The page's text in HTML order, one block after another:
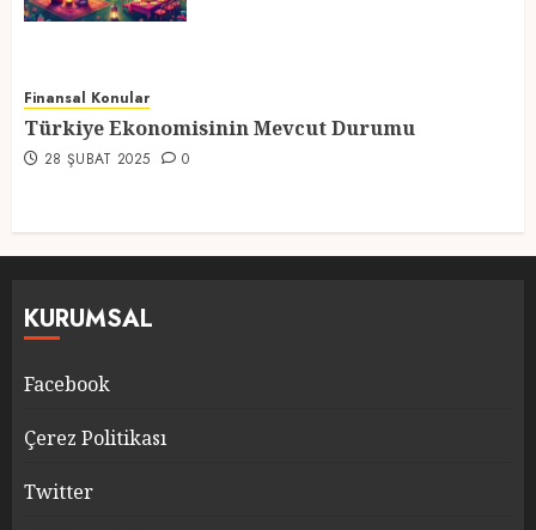
Finansal Konular
Türkiye Ekonomisinin Mevcut Durumu
28 ŞUBAT 2025 0
KURUMSAL
Facebook
Çerez Politikası
Twitter